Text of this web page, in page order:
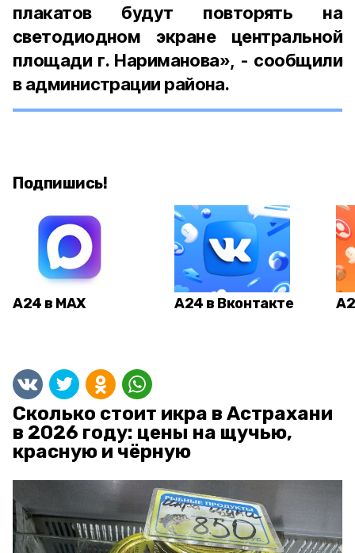
плакатов будут повторять на
светодиодном экране центральной
площади г. Нариманова», - сообщили
в администрации района.
Подпишись!
А24 в MAX А24 в Вконтакте
Сколько стоит икра в Астрахани
в 2026 году: цены на щучью,
красную и чёрную